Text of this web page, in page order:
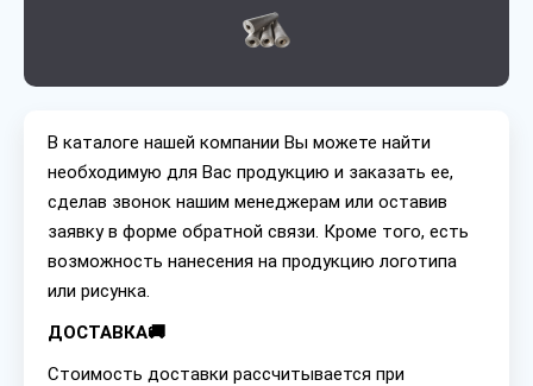
В каталоге нашей компании Вы можете найти
необходимую для Вас продукцию и заказать ее,
сделав звонок нашим менеджерам или оставив
заявку в форме обратной связи. Кроме того, есть
возможность нанесения на продукцию логотипа
или рисунка.
ДОСТАВКА🚚
Стоимость доставки рассчитывается при